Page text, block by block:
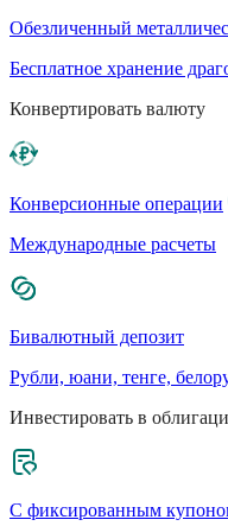
Обезличенный
Бесплатное хранение
Конвертировать валюту
Конверсионные операции
Международные расчеты
Бивалютный депозит
Рубли, юани, тенге,
Инвестировать в
С фиксированным